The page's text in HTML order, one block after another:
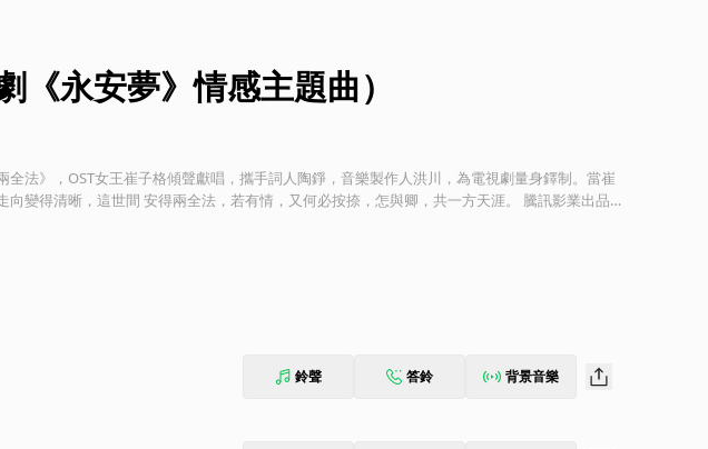
《永安夢》情感主題曲）
全法》，OST女王崔子格傾聲獻唱，攜手詞人陶錚，音樂製作人洪川，為電視劇量身鐸制。當崔
得清晰，這世間 安得兩全法，若有情，又何必按捺，怎與卿，共一方天涯。 騰訊影業出品
腺創作的小說《長安第一美人》，以城西渠案件切入，講述了女主沈甄（歐陽娜娜 飾）爹爹莫
，鎮國公世子陸時硯（徐正溪 飾）秉公辦案查封尚書府的故事。
鈴聲 答鈴 背景音樂